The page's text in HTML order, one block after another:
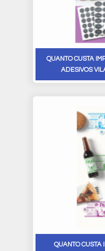
QUANTO CUSTA
ADESIVOS
QUANTO CUSTA